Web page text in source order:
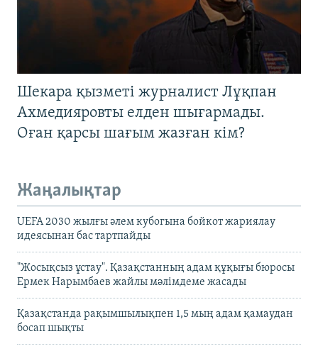
Шекара қызметі журналист Лұқпан
Ахмедияровты елден шығармады.
Оған қарсы шағым жазған кім?
Жаңалықтар
UEFA 2030 жылғы әлем кубогына бойкот жариялау
идеясынан бас тартпайды
"Жосықсыз ұстау". Қазақстанның адам құқығы бюросы
Ермек Нарымбаев жайлы мәлімдеме жасады
Қазақстанда рақымшылықпен 1,5 мың адам қамаудан
босап шықты